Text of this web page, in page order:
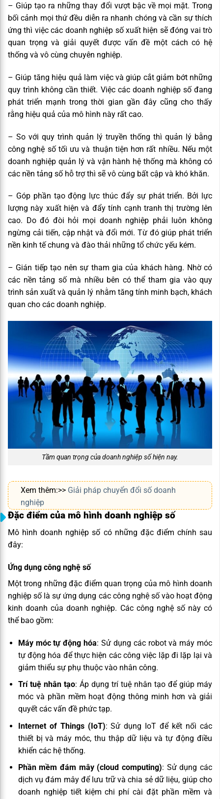
– Giúp tạo ra những thay đổi vượt bậc về mọi mặt. Trong
bối cảnh mọi thứ đều diễn ra nhanh chóng và cần sự thích
ứng thì việc các doanh nghiệp số xuất hiện sẽ đóng vai trò
quan trọng và giải quyết được vấn đề một cách có hệ
thống và vô cùng chuyên nghiệp.
– Giúp tăng hiệu quả làm việc và giúp cắt giảm bớt những
quy trình không cần thiết. Việc các doanh nghiệp số đang
phát triển mạnh trong thời gian gần đây cũng cho thấy
rằng hiệu quả của mô hình này rất cao.
– So với quy trình quản lý truyền thống thì quản lý bằng
công nghệ số tối ưu và thuận tiện hơn rất nhiều. Nếu một
doanh nghiệp quản lý và vận hành hệ thống mà không có
các nền tảng số hỗ trợ thì sẽ vô cùng bất cập và khó khăn.
– Góp phần tạo động lực thúc đẩy sự phát triển. Bởi lực
lượng này xuất hiện và đẩy tính cạnh tranh thị trường lên
cao. Do đó đòi hỏi mọi doanh nghiệp phải luôn không
ngừng cải tiến, cập nhật và đổi mới. Từ đó giúp phát triển
nền kinh tế chung và đào thải những tổ chức yếu kém.
– Gián tiếp tạo nên sự tham gia của khách hàng. Nhờ có
các nền tảng số mà nhiều bên có thể tham gia vào quy
trình sản xuất và quản lý nhằm tăng tính minh bạch, khách
quan cho các doanh nghiệp.
Tầm quan trọng của doanh nghiệp số hiện nay.
Xem thêm:>> Giải pháp chuyển đổi số doanh
nghiệp
Đặc điểm của mô hình doanh nghiệp số
Mô hình doanh nghiệp số có những đặc điểm chính sau
đây:
Ứng dụng công nghệ số
Một trong những đặc điểm quan trọng của mô hình doanh
nghiệp số là sự ứng dụng các công nghệ số vào hoạt động
kinh doanh của doanh nghiệp. Các công nghệ số này có
thể bao gồm:
Máy móc tự động hóa: Sử dụng các robot và máy móc
tự động hóa để thực hiện các công việc lặp đi lặp lại và
giảm thiểu sự phụ thuộc vào nhân công.
Trí tuệ nhân tạo: Áp dụng trí tuệ nhân tạo để giúp máy
móc và phần mềm hoạt động thông minh hơn và giải
quyết các vấn đề phức tạp.
Internet of Things (IoT): Sử dụng IoT để kết nối các
thiết bị và máy móc, thu thập dữ liệu và tự động điều
khiển các hệ thống.
Phần mềm đám mây (cloud computing): Sử dụng các
dịch vụ đám mây để lưu trữ và chia sẻ dữ liệu, giúp cho
doanh nghiệp tiết kiệm chi phí cài đặt phần mềm và